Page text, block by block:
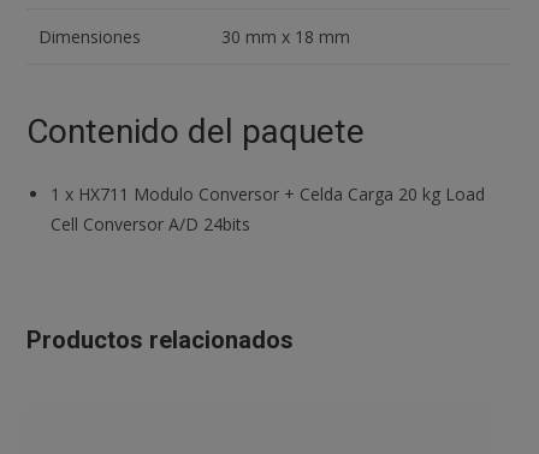
Dimensiones 30 mm x 18 mm
Contenido del paquete
1 x HX711 Modulo Conversor + Celda Carga 20 kg Load
Cell Conversor A/D 24bits
Productos relacionados